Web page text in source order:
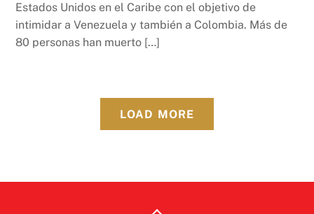
Estados Unidos en el Caribe con el objetivo de
intimidar a Venezuela y también a Colombia. Más de
80 personas han muerto […]
LOAD MORE